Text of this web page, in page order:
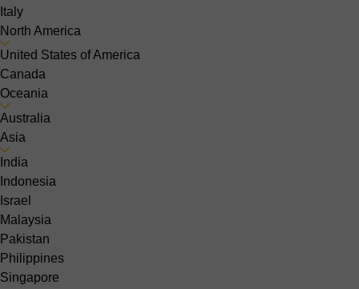
Italy
North America
United States of America
Canada
Oceania
Australia
Asia
India
Indonesia
Israel
Malaysia
Pakistan
Philippines
Singapore